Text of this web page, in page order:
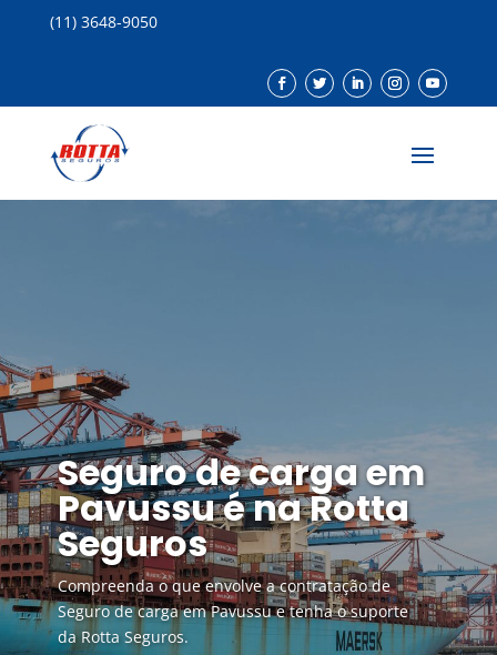
(11) 3648-9050
Seguro de carga em
Pavussu é na Rotta
Seguros
Compreenda o que envolve a contratação de
Seguro de carga em Pavussu e tenha o suporte
da Rotta Seguros.